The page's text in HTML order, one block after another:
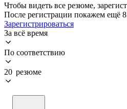
Чтобы видеть все резюме,
После регистрации покажем ещё
Зарегистрироваться
За всё время
По соответствию
20 резюме